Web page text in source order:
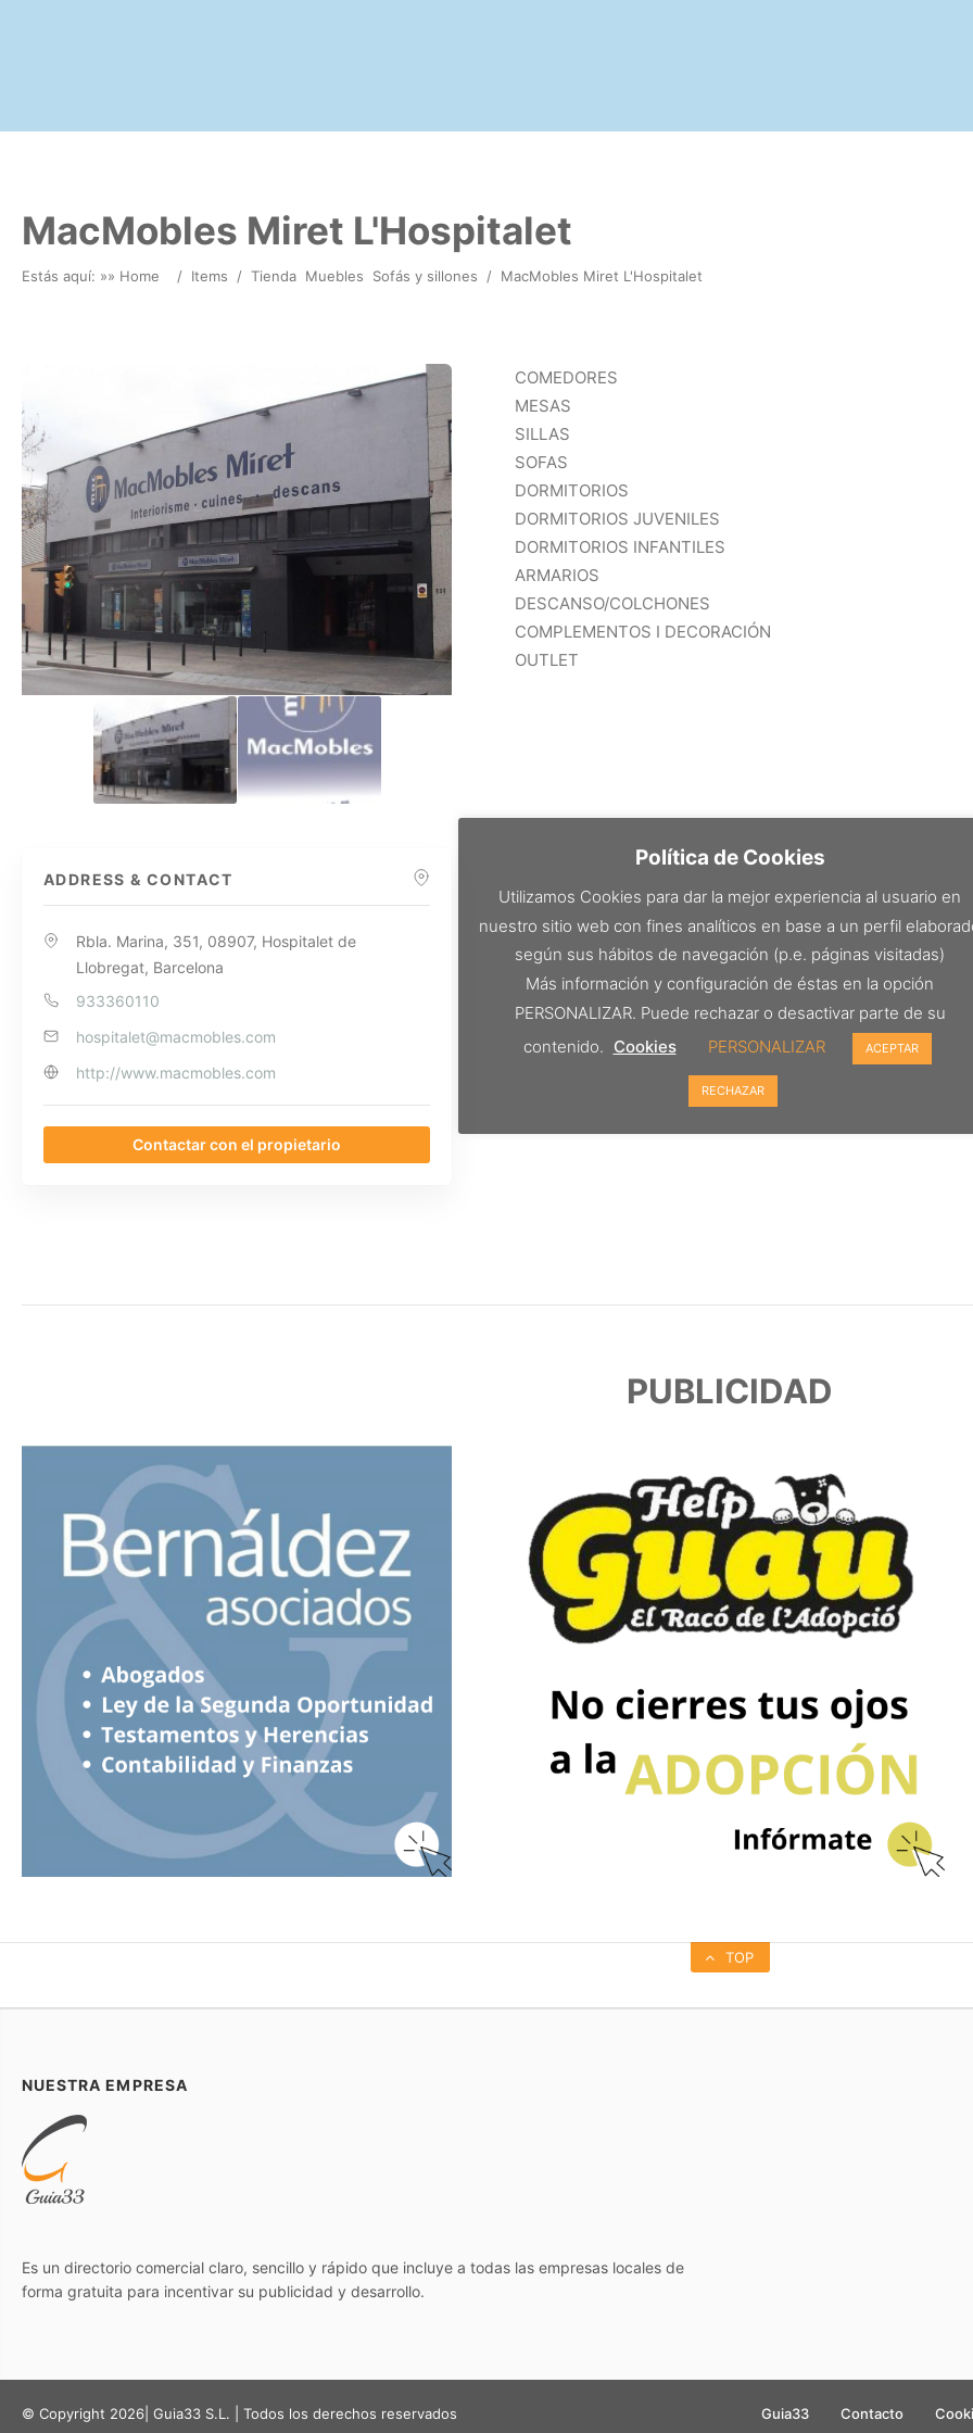
MacMobles Miret L'Hospitalet
Estás aquí: »» Home / Items / Tienda Muebles Sofás y sillones / MacMobles Miret L'Hospitalet
ADDRESS & CONTACT
Rbla. Marina, 351, 08907, Hospitalet de
Llobregat, Barcelona
933360110
hospitalet@macmobles.com
http://www.macmobles.com
Contactar con el propietario
COMEDORES
MESAS
SILLAS
SOFAS
DORMITORIOS
DORMITORIOS JUVENILES
DORMITORIOS INFANTILES
ARMARIOS
DESCANSO/COLCHONES
COMPLEMENTOS I DECORACIÓN
OUTLET
PUBLICIDAD
TOP
NUESTRA EMPRESA
Es un directorio comercial claro, sencillo y rápido que incluye a todas las empresas locales de
forma gratuita para incentivar su publicidad y desarrollo.
Guia33 Contacto
© Copyright 2026| Guia33 S.L. | Todos los derechos reservados
Política de Cookies
Utilizamos Cookies para dar la mejor experiencia al usuario en
nuestro sitio web con fines analíticos en base a un perfil
según sus hábitos de navegación (p.e. páginas visitadas)
Más información y configuración de éstas en la opción
PERSONALIZAR. Puede rechazar o desactivar parte de su
contenido. Cookies PERSONALIZAR ACEPTAR
RECHAZAR